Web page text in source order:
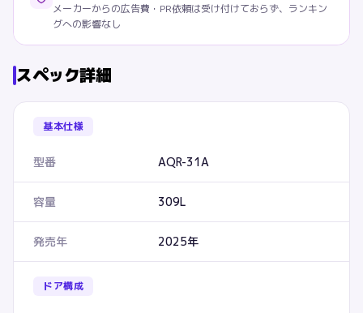
メーカーからの広告費・PR依頼は受け付けておらず、ランキン
グへの影響なし
スペック詳細
基本仕様
型番 AQR-31A
容量 309L
発売年 2025年
ドア構成